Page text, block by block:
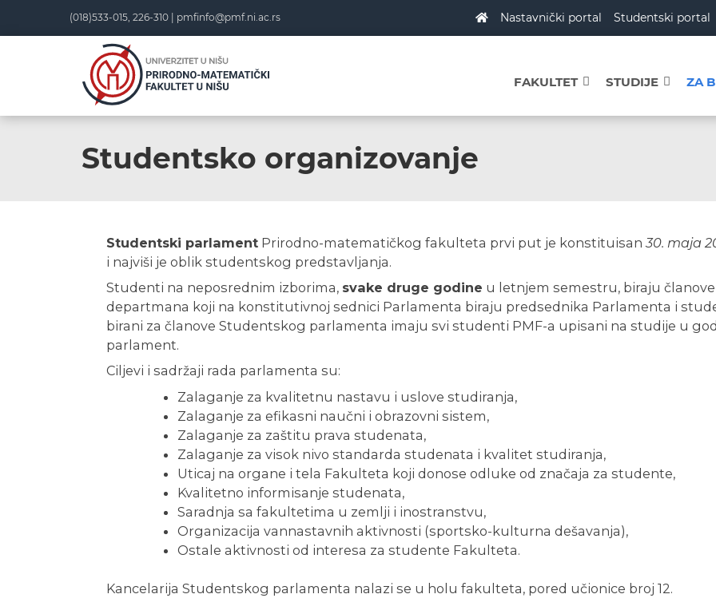
(018)533-015, 226-310 | pmfinfo@pmf.ni.ac.rs Nastavnički portal Studentski portal
FAKULTET STUDIJE ZA
Studentsko organizovanje
Studentski parlament Prirodno-matematičkog fakulteta prvi put je konstituisan30. maja
i najviši je oblik studentskog predstavljanja.
Studenti na neposrednim izborima, svake druge godine u letnjem semestru, biraju
departmana koji na konstitutivnoj sednici Parlamenta biraju predsednika Parlamenta i
birani za članove Studentskog parlamenta imaju svi studenti PMF-a upisani na studije u
parlament.
Ciljevi i sadržaji rada parlamenta su:
Zalaganje za kvalitetnu nastavu i uslove studiranja,
Zalaganje za efikasni naučni i obrazovni sistem,
Zalaganje za zaštitu prava studenata,
Zalaganje za visok nivo standarda studenata i kvalitet studiranja,
Uticaj na organe i tela Fakulteta koji donose odluke od značaja za studente,
Kvalitetno informisanje studenata,
Saradnja sa fakultetima u zemlji i inostranstvu,
Organizacija vannastavnih aktivnosti (sportsko-kulturna dešavanja),
Ostale aktivnosti od interesa za studente Fakulteta.
Kancelarija Studentskog parlamenta nalazi se u holu fakulteta, pored učionice broj 12.